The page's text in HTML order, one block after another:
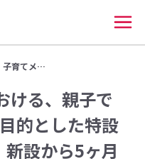
子育てメディアにおける、親子で...
ける、親子で
的とした特設
設から5ヶ月